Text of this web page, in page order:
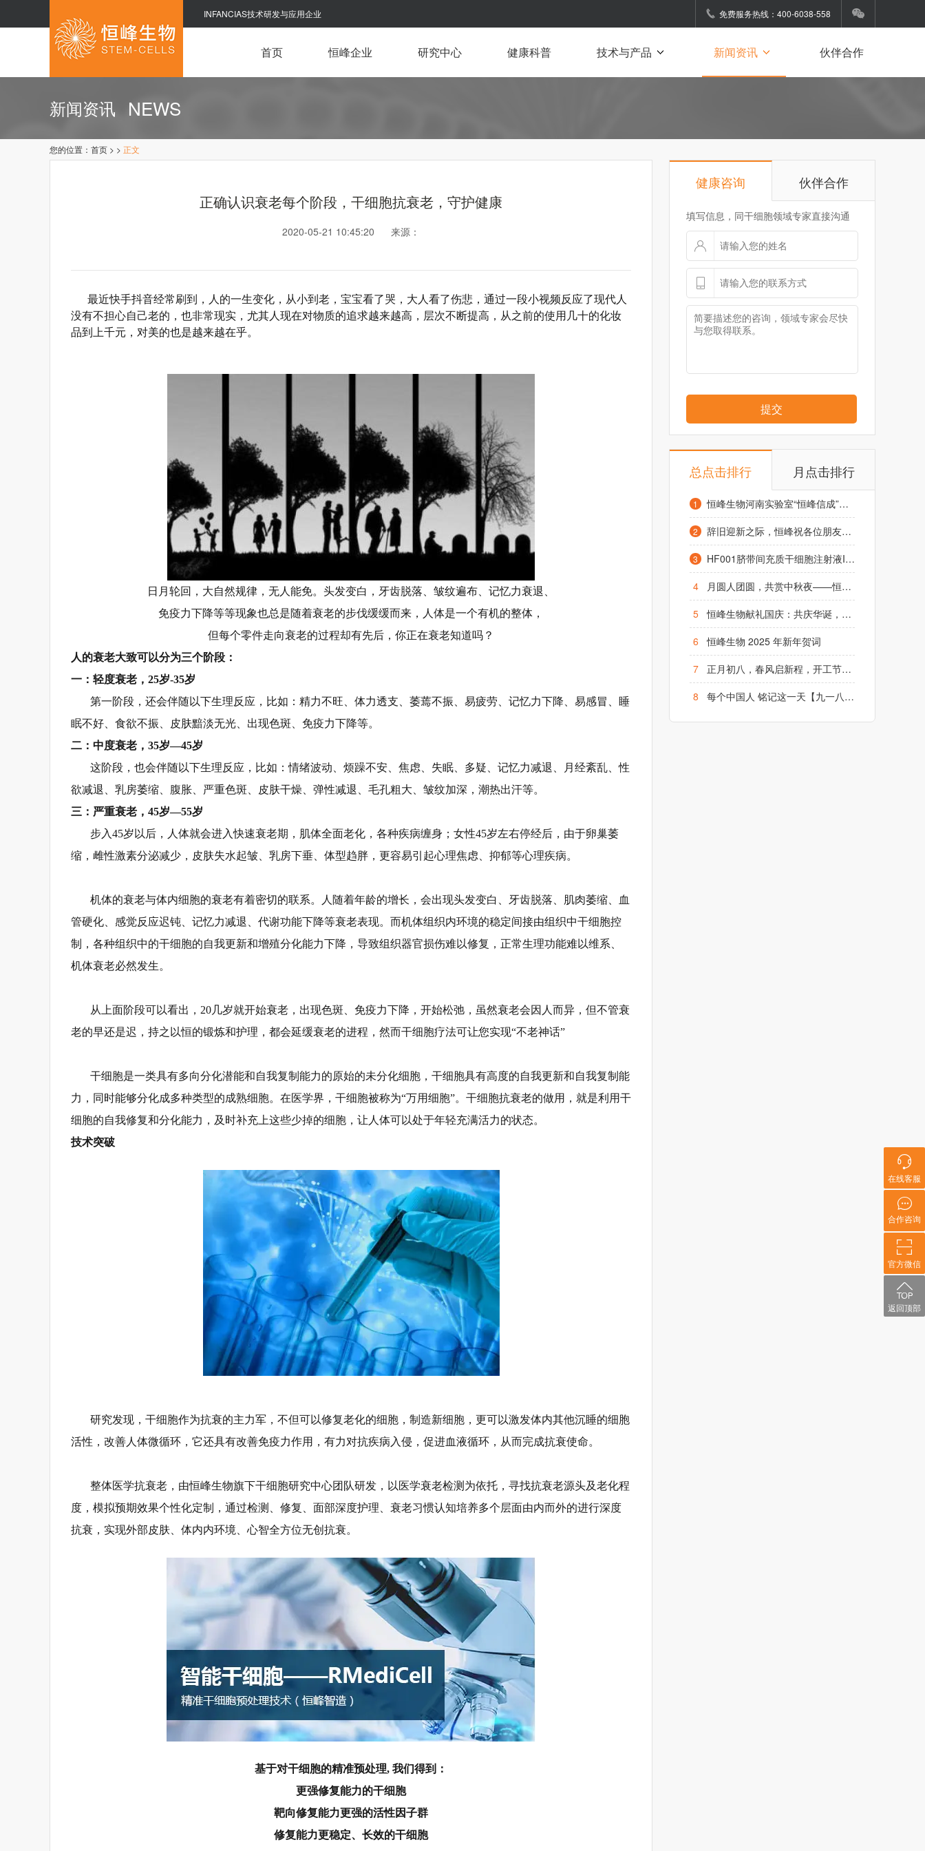
INFANCIAS技术研发与应用企业 免费服务热线：400-6038-558
首页 恒峰企业 研究中心 健康科普 技术与产品 新闻资讯 伙伴合作
新闻资讯 NEWS
您的位置： 首页 > > 正文
正确认识衰老每个阶段，干细胞抗衰老，守护健康
2020-05-21 10:45:20 来源：
最近快手抖音经常刷到，人的一生变化，从小到老，宝宝看了哭，大人看了伤悲，通过一段小视频反应了现代人
没有不担心自己老的，也非常现实，尤其人现在对物质的追求越来越高，层次不断提高，从之前的使用几十的化妆
品到上千元，对美的也是越来越在乎。
日月轮回，大自然规律，无人能免。头发变白，牙齿脱落、皱纹遍布、记忆力衰退、
免疫力下降等等现象也总是随着衰老的步伐缓缓而来，人体是一个有机的整体，
但每个零件走向衰老的过程却有先后，你正在衰老知道吗？
人的衰老大致可以分为三个阶段：
一：轻度衰老，25岁-35岁
第一阶段，还会伴随以下生理反应，比如：精力不旺、体力透支、萎蔫不振、易疲劳、记忆力下降、易感冒、睡
眠不好、食欲不振、皮肤黯淡无光、出现色斑、免疫力下降等。
二：中度衰老，35岁—45岁
这阶段，也会伴随以下生理反应，比如：情绪波动、烦躁不安、焦虑、失眠、多疑、记忆力减退、月经紊乱、性
欲减退、乳房萎缩、腹胀、严重色斑、皮肤干燥、弹性减退、毛孔粗大、皱纹加深，潮热出汗等。
三：严重衰老，45岁—55岁
步入45岁以后，人体就会进入快速衰老期，肌体全面老化，各种疾病缠身；女性45岁左右停经后，由于卵巢萎
缩，雌性激素分泌减少，皮肤失水起皱、乳房下垂、体型趋胖，更容易引起心理焦虑、抑郁等心理疾病。
机体的衰老与体内细胞的衰老有着密切的联系。人随着年龄的增长，会出现头发变白、牙齿脱落、肌肉萎缩、血
管硬化、感觉反应迟钝、记忆力减退、代谢功能下降等衰老表现。而机体组织内环境的稳定间接由组织中干细胞控
制，各种组织中的干细胞的自我更新和增殖分化能力下降，导致组织器官损伤难以修复，正常生理功能难以维系、
机体衰老必然发生。
从上面阶段可以看出，20几岁就开始衰老，出现色斑、免疫力下降，开始松弛，虽然衰老会因人而异，但不管衰
老的早还是迟，持之以恒的锻炼和护理，都会延缓衰老的进程，然而干细胞疗法可让您实现“不老神话”
干细胞是一类具有多向分化潜能和自我复制能力的原始的未分化细胞，干细胞具有高度的自我更新和自我复制能
力，同时能够分化成多种类型的成熟细胞。在医学界，干细胞被称为“万用细胞”。干细胞抗衰老的做用，就是利用干
细胞的自我修复和分化能力，及时补充上这些少掉的细胞，让人体可以处于年轻充满活力的状态。
技术突破
研究发现，干细胞作为抗衰的主力军，不但可以修复老化的细胞，制造新细胞，更可以激发体内其他沉睡的细胞
活性，改善人体微循环，它还具有改善免疫力作用，有力对抗疾病入侵，促进血液循环，从而完成抗衰使命。
整体医学抗衰老，由恒峰生物旗下干细胞研究中心团队研发，以医学衰老检测为依托，寻找抗衰老源头及老化程
度，模拟预期效果个性化定制，通过检测、修复、面部深度护理、衰老习惯认知培养多个层面由内而外的进行深度
抗衰，实现外部皮肤、体内内环境、心智全方位无创抗衰。
基于对干细胞的精准预处理, 我们得到：
更强修复能力的干细胞
靶向修复能力更强的活性因子群
修复能力更稳定、长效的干细胞
健康咨询 伙伴合作
填写信息，同干细胞领域专家直接沟通
提交
总点击排行 月点击排行
1 恒峰生物河南实验室“恒峰信成”项目启动仪式在凤泉区举行
2 辞旧迎新之际，恒峰祝各位朋友元旦快乐，阖家幸福！
3
HF001脐带间充质干细胞注射液IND获受理，1.2亿糖友或迎来治疗“新希望”
4
月圆人团圆，共赏中秋夜——恒峰生物致全体同仁及合作伙伴的中秋祝福
5
恒峰生物献礼国庆：共庆华诞，祈愿昌盛
6
恒峰生物 2025 年新年贺词
7
正月初八，春风启新程，开工节节高！
8
每个中国人 铭记这一天【九一八】勿忘国耻、铭记历史
在线客服
合作咨询
官方微信
返回顶部